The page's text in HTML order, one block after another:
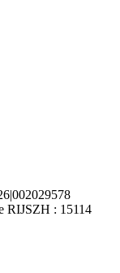
RIJSZH : 15114